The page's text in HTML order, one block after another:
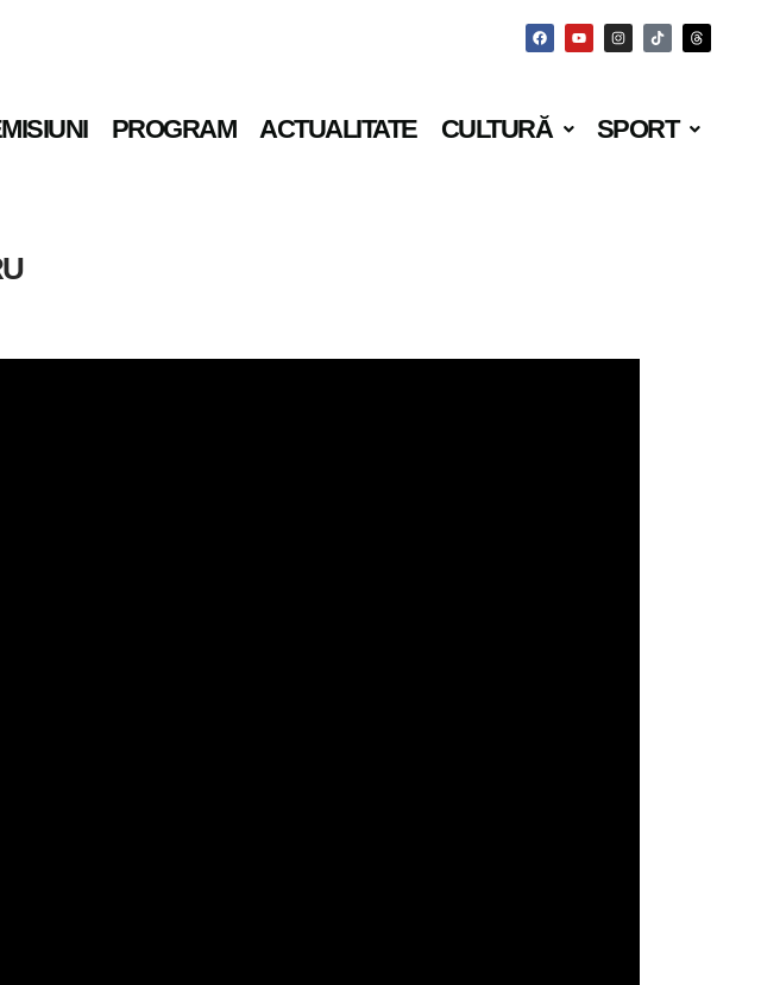
PROGRAM ACTUALITATE CULTURĂ SPORT